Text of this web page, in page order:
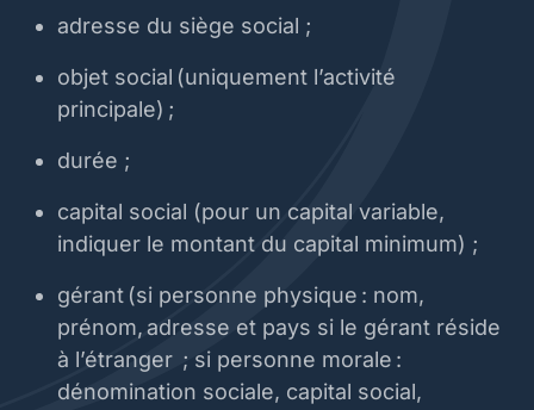
adresse du siège social ;
objet social (uniquement l’activité
principale) ;
durée ;
capital social (pour un capital variable,
indiquer le montant du capital minimum) ;
gérant (si personne physique : nom,
prénom, adresse et pays si le gérant réside
à l’étranger ; si personne morale :
dénomination sociale, capital social,